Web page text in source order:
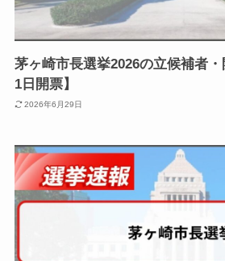
茅ヶ崎市長選挙2026の立候補者・
1日開票】
2026年6月29日